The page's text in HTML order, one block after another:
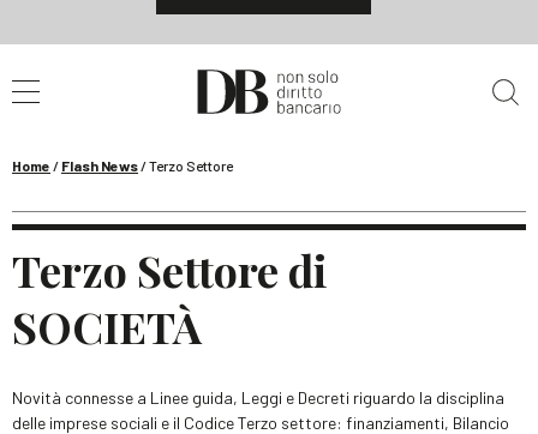
Home / Flash News/Terzo Settore
Terzo Settore di
SOCIETÀ
Novità connesse a Linee guida, Leggi e Decreti riguardo la disciplina
delle imprese sociali e il Codice Terzo settore: finanziamenti, Bilancio